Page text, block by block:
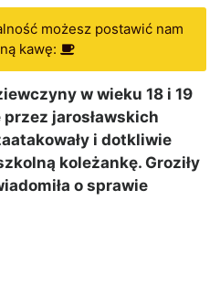
możesz postawić nam
kawę:
w wieku 18 i 19
jarosławskich
i dotkliwie
koleżankę. Groziły
o sprawie